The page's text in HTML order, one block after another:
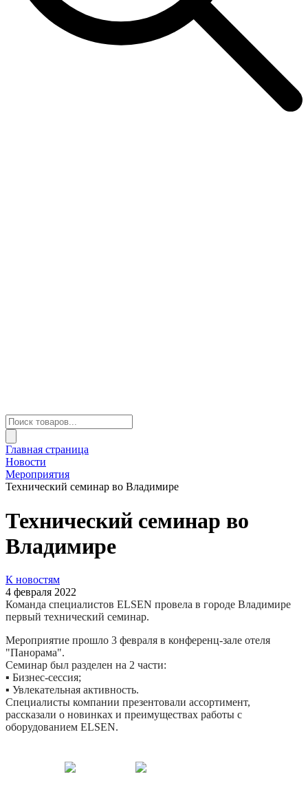
Главная страница
Новости
Мероприятия
Технический семинар во Владимире
Технический семинар во
Владимире
К новостям
4 февраля 2022
Команда специалистов ELSEN провела в городе Владимире
первый технический семинар.
Мероприятие прошло 3 февраля в конференц-зале отеля
"Панорама".
Семинар был разделен на 2 части:
▪️ Бизнес-сессия;
▪️ Увлекательная активность.
Специалисты компании презентовали ассортимент,
рассказали о новинках и преимуществах работы с
оборудованием ELSEN.